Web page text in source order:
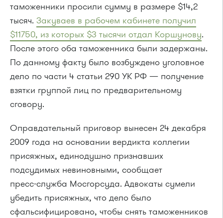
таможенники просили сумму в размере $14,2
тысяч. Закуваев в рабочем кабинете получил
$11750, из которых $3 тысячи отдал Коршунову.
После этого оба таможенника были задержаны.
По данному факту было возбуждено уголовное
дело по части 4 статьи 290 УК РФ — получение
взятки группой лиц по предварительному
сговору.
Оправдательный приговор вынесен 24 декабря
2009 года на основании вердикта коллегии
присяжных, единодушно признавших
подсудимых невиновными, сообщает
пресс-служба Мосгорсуда. Адвокаты сумели
убедить присяжных, что дело было
сфальсифицировано, чтобы снять таможенников